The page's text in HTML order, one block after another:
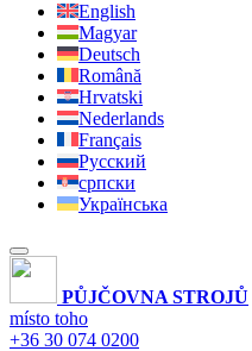
English
Magyar
Deutsch
Română
Hrvatski
Nederlands
Français
Русский
српски
Українська
PŮJČOVNA STROJŮ
místo toho
+36 30 074 0200